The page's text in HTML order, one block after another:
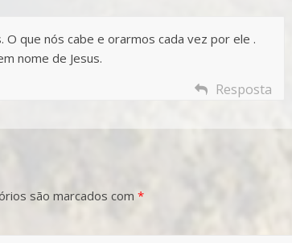
que nós cabe e orarmos cada vez por ele .
nome de Jesus.
Resposta
são marcados com *